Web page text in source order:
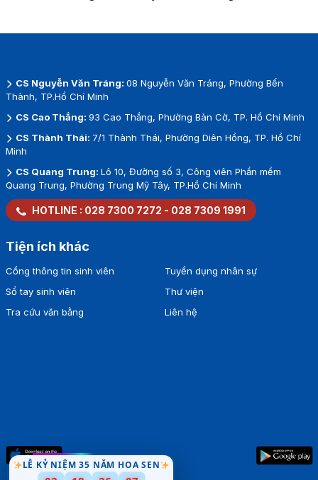
LỄ KỶ NIỆM 35 NĂM HOA SEN
CS Nguyễn Văn Tráng: 08 Nguyễn Văn Tráng, Phường Bến
Thành, TP.Hồ Chí Minh
CS Cao Thắng: 93 Cao Thắng, Phường Bàn Cờ, TP. Hồ Chí Minh
CS Thành Thái: 7/1 Thành Thái, Phường Diên Hồng, TP. Hồ Chí
Minh
CS Quang Trung: Lô 10, Đường số 3, Công viên Phần mềm
Quang Trung, Phường Trung Mỹ Tây, TP.Hồ Chí Minh
HOTLINE : 028 7300 7272 - 028 7309 1991
Tiện ích khác
Cổng thông tin sinh viên
Sổ tay sinh viên
Tra cứu văn bằng
Tuyển dụng nhân sự
Thư viện
Liên hệ